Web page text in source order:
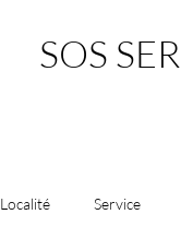
SOS
Localité Service